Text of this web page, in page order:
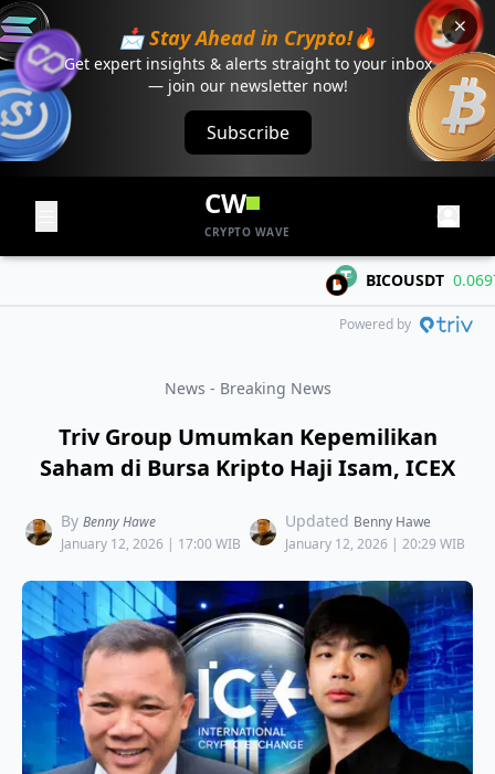
📩 Stay Ahead in Crypto!🔥
Get expert insights & alerts straight to your inbox
— join our newsletter now!
Subscribe
CW
CRYPTO WAVE
BICOUSDT 0.0697
Powered by
News - Breaking News
Triv Group Umumkan Kepemilikan
Saham di Bursa Kripto Haji Isam, ICEX
By Benny Hawe
January 12, 2026 | 17:00 WIB
Updated Benny Hawe
January 12, 2026 | 20:29 WIB